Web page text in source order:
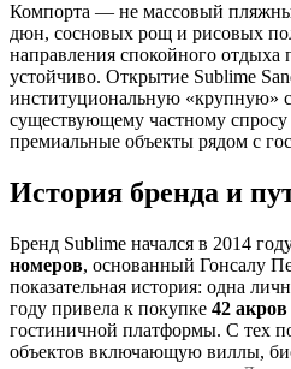
Компорта — не массовый
дюн, сосновых рощ и рисовых
направления спокойного отдыха
устойчиво. Открытие Sublime
институциональную «крупную»
существующему частному
премиальные объекты рядом с
История бренда и
Бренд Sublime начался в 2014
номеров, основанный Гонсалу
показательная история: одна
году привела к покупке 42
гостиничной платформы. С тех
объектов включающую виллы,